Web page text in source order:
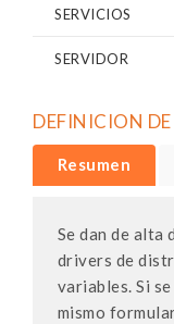
SERVICIOS
SERVIDOR
DEFINICION
Resumen
Se dan de alta
drivers de
variables. Si
mismo